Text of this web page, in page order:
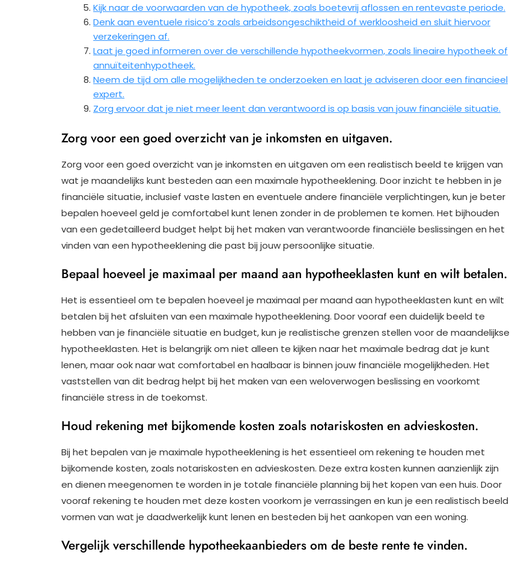
Kijk naar de voorwaarden van de hypotheek, zoals boetevrij aflossen en rentevaste periode.
Denk aan eventuele risico’s zoals arbeidsongeschiktheid of werkloosheid en sluit hiervoor
verzekeringen af.
Laat je goed informeren over de verschillende hypotheekvormen, zoals lineaire hypotheek of
annuïteitenhypotheek.
Neem de tijd om alle mogelijkheden te onderzoeken en laat je adviseren door een financieel
expert.
Zorg ervoor dat je niet meer leent dan verantwoord is op basis van jouw financiële situatie.
Zorg voor een goed overzicht van je inkomsten en uitgaven.
Zorg voor een goed overzicht van je inkomsten en uitgaven om een realistisch beeld te krijgen van
wat je maandelijks kunt besteden aan een maximale hypotheeklening. Door inzicht te hebben in je
financiële situatie, inclusief vaste lasten en eventuele andere financiële verplichtingen, kun je beter
bepalen hoeveel geld je comfortabel kunt lenen zonder in de problemen te komen. Het bijhouden
van een gedetailleerd budget helpt bij het maken van verantwoorde financiële beslissingen en het
vinden van een hypotheeklening die past bij jouw persoonlijke situatie.
Bepaal hoeveel je maximaal per maand aan hypotheeklasten kunt en wilt betalen.
Het is essentieel om te bepalen hoeveel je maximaal per maand aan hypotheeklasten kunt en wilt
betalen bij het afsluiten van een maximale hypotheeklening. Door vooraf een duidelijk beeld te
hebben van je financiële situatie en budget, kun je realistische grenzen stellen voor de maandelijkse
hypotheeklasten. Het is belangrijk om niet alleen te kijken naar het maximale bedrag dat je kunt
lenen, maar ook naar wat comfortabel en haalbaar is binnen jouw financiële mogelijkheden. Het
vaststellen van dit bedrag helpt bij het maken van een weloverwogen beslissing en voorkomt
financiële stress in de toekomst.
Houd rekening met bijkomende kosten zoals notariskosten en advieskosten.
Bij het bepalen van je maximale hypotheeklening is het essentieel om rekening te houden met
bijkomende kosten, zoals notariskosten en advieskosten. Deze extra kosten kunnen aanzienlijk zijn
en dienen meegenomen te worden in je totale financiële planning bij het kopen van een huis. Door
vooraf rekening te houden met deze kosten voorkom je verrassingen en kun je een realistisch beeld
vormen van wat je daadwerkelijk kunt lenen en besteden bij het aankopen van een woning.
Vergelijk verschillende hypotheekaanbieders om de beste rente te vinden.